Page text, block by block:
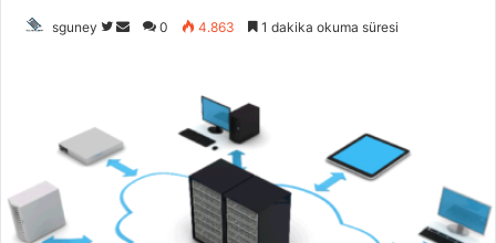
sguney
Twitter'da
Bir
0 4.863 1 dakika okuma süresi